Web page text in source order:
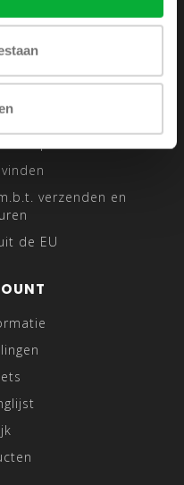
verzenden en
de EU